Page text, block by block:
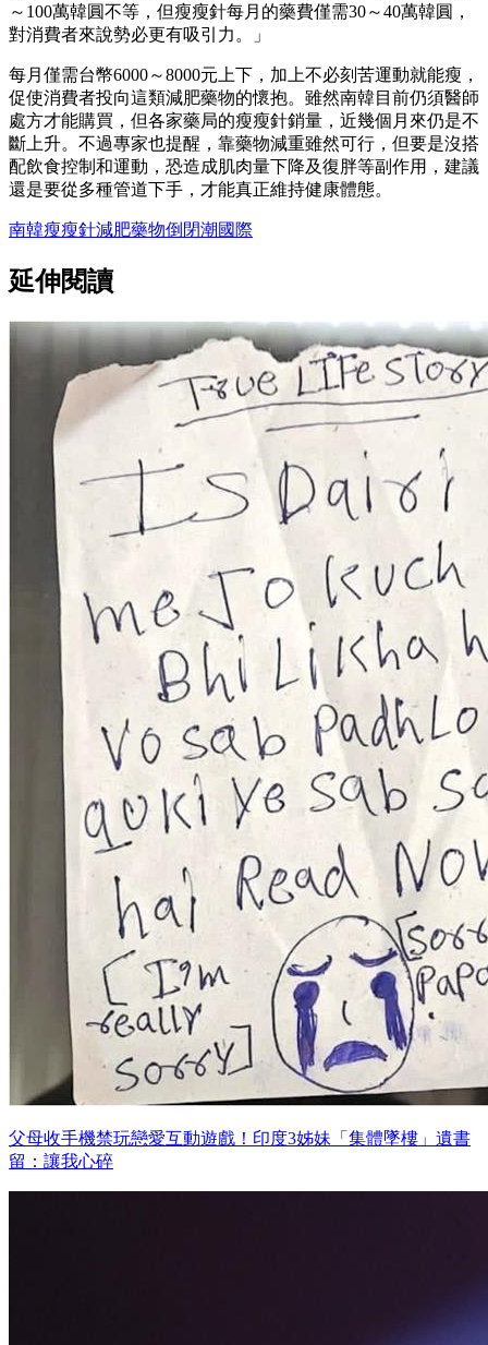
～100萬韓圓不等，但瘦瘦針每月的藥費僅需30～40萬韓圓，
對消費者來說勢必更有吸引力。」
每月僅需台幣6000～8000元上下，加上不必刻苦運動就能瘦，
促使消費者投向這類減肥藥物的懷抱。雖然南韓目前仍須醫師
處方才能購買，但各家藥局的瘦瘦針銷量，近幾個月來仍是不
斷上升。不過專家也提醒，靠藥物減重雖然可行，但要是沒搭
配飲食控制和運動，恐造成肌肉量下降及復胖等副作用，建議
還是要從多種管道下手，才能真正維持健康體態。
南韓瘦瘦針減肥藥物倒閉潮 國際
延伸閱讀
父母收手機禁玩戀愛互動遊戲！印度3姊妹「集體墜樓」遺書
留：讓我心碎